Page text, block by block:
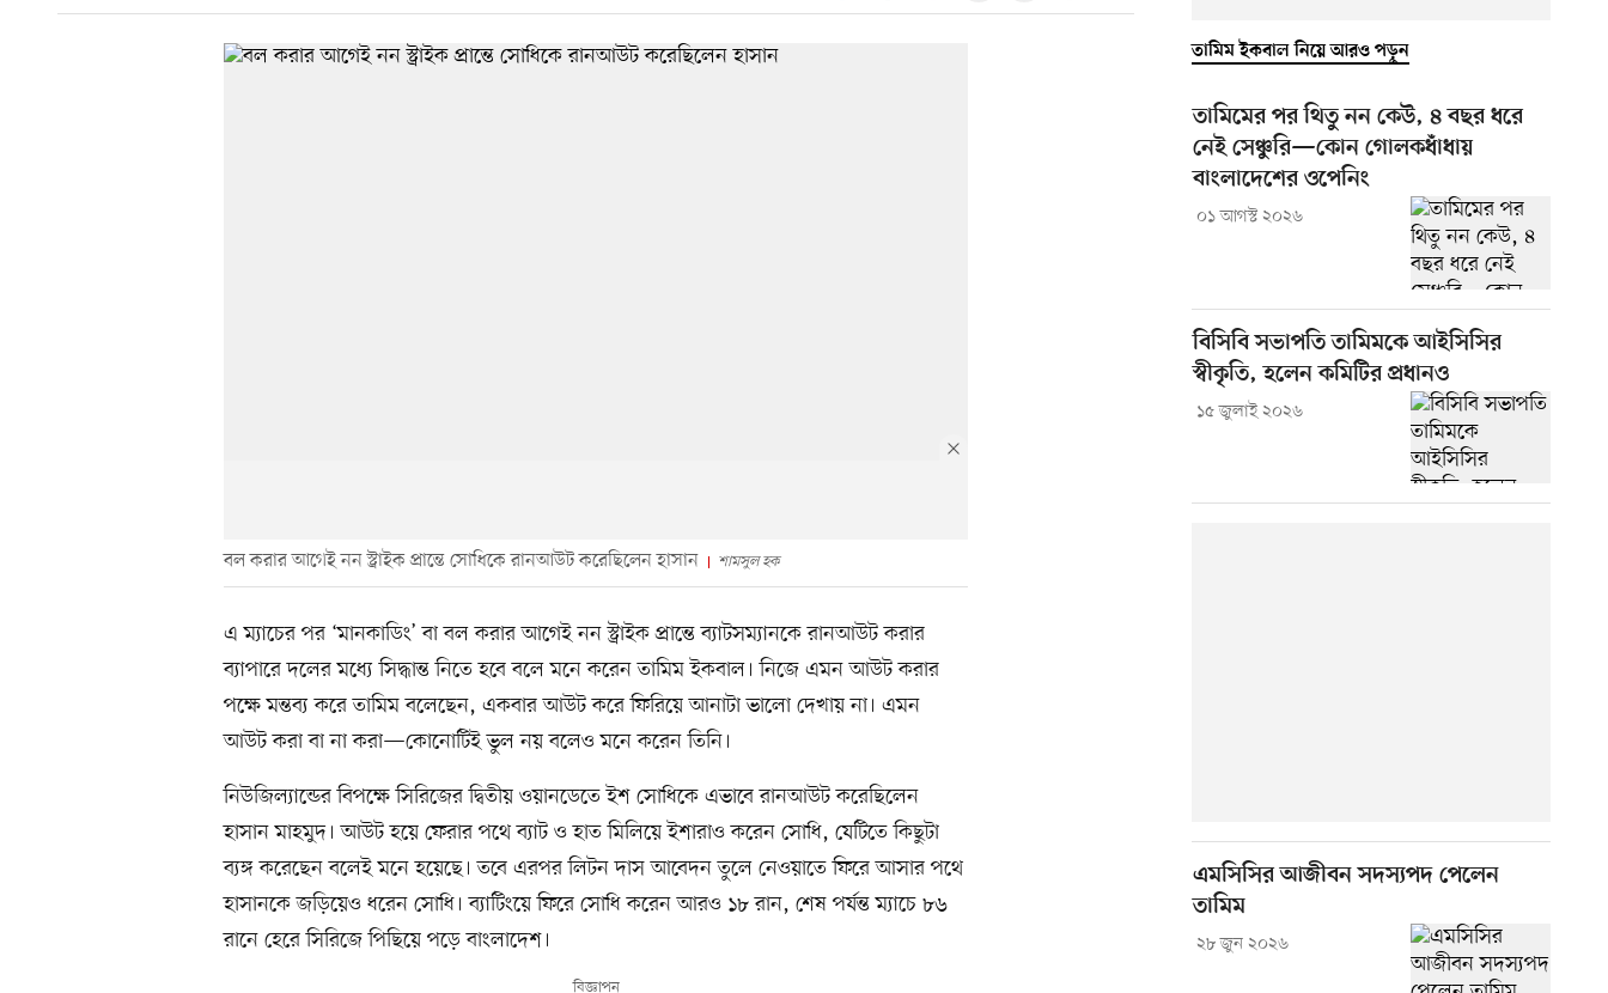
বল করার আগেই নন স্ট্রাইক প্রান্তে সোধিকে রানআউট করেছিলেন হাসান শামসুল হক
এ ম্যাচের পর ‘মানকাডিং’ বা বল করার আগেই নন স্ট্রাইক প্রান্তে ব্যাটসম্যানকে রানআউট করার
ব্যাপারে দলের মধ্যে সিদ্ধান্ত নিতে হবে বলে মনে করেন তামিম ইকবাল। নিজে এমন আউট করার
পক্ষে মন্তব্য করে তামিম বলেছেন, একবার আউট করে ফিরিয়ে আনাটা ভালো দেখায় না। এমন
আউট করা বা না করা—কোনোটিই ভুল নয় বলেও মনে করেন তিনি।
নিউজিল্যান্ডের বিপক্ষে সিরিজের দ্বিতীয় ওয়ানডেতে ইশ সোধিকে এভাবে রানআউট করেছিলেন
হাসান মাহমুদ। আউট হয়ে ফেরার পথে ব্যাট ও হাত মিলিয়ে ইশারাও করেন সোধি, যেটিতে কিছুটা
ব্যঙ্গ করেছেন বলেই মনে হয়েছে। তবে এরপর লিটন দাস আবেদন তুলে নেওয়াতে ফিরে আসার পথে
হাসানকে জড়িয়েও ধরেন সোধি। ব্যাটিংয়ে ফিরে সোধি করেন আরও ১৮ রান, শেষ পর্যন্ত ম্যাচে ৮৬
রানে হেরে সিরিজে পিছিয়ে পড়ে বাংলাদেশ।
তামিম ইকবাল নিয়ে আরও পড়ুন
তামিমের পর থিতু নন কেউ, ৪ বছর ধরে
নেই সেঞ্চুরি—কোন গোলকধাঁধায়
বাংলাদেশের ওপেনিং
০১ আগস্ট ২০২৬
বিসিবি সভাপতি তামিমকে আইসিসির
স্বীকৃতি, হলেন কমিটির প্রধানও
১৫ জুলাই ২০২৬
এমসিসির আজীবন সদস্যপদ পেলেন
তামিম
২৮ জুন ২০২৬